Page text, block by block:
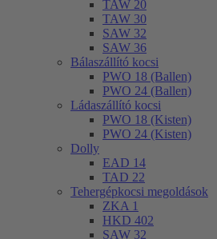
TAW 20
TAW 30
SAW 32
SAW 36
Bálaszállító kocsi
PWO 18 (Ballen)
PWO 24 (Ballen)
Ládaszállító kocsi
PWO 18 (Kisten)
PWO 24 (Kisten)
Dolly
EAD 14
TAD 22
Tehergépkocsi megoldások
ZKA 1
HKD 402
SAW 32